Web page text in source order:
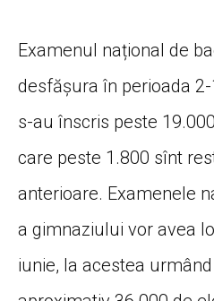
Examenul național de
desfășura în perioada
s-au înscris peste
care peste 1.800 sînt
anterioare. Examenele
a gimnaziului vor avea
iunie, la acestea